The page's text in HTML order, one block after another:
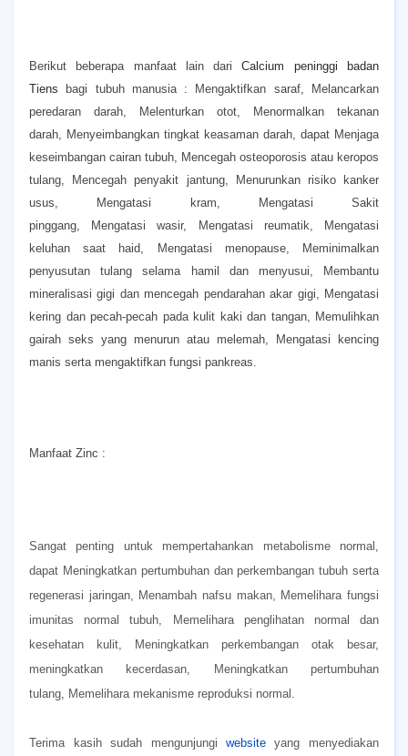
Berikut beberapa manfaat lain dariCalcium peninggi badan
Tiens
bagi tubuh manusia : Mengaktifkan saraf, Melancarkan
peredaran darah, Melenturkan otot, Menormalkan tekanan
darah, Menyeimbangkan tingkat keasaman darah, dapat Menjaga
keseimbangan cairan tubuh, Mencegah osteoporosis atau keropos
tulang, Mencegah penyakit jantung, Menurunkan risiko kanker
usus, Mengatasi kram, Mengatasi Sakit
pinggang, Mengatasi wasir, Mengatasi reumatik, Mengatasi
keluhan saat haid, Mengatasi menopause, Meminimalkan
penyusutan tulang selama hamil dan menyusui, Membantu
mineralisasi gigi dan mencegah pendarahan akar gigi, Mengatasi
kering dan pecah-pecah pada kulit kaki dan tangan, Memulihkan
gairah seks yang menurun atau melemah, Mengatasi kencing
manis serta mengaktifkan fungsi pankreas.
Manfaat Zinc :
Sangat penting untuk mempertahankan metabolisme normal,
dapat Meningkatkan pertumbuhan dan perkembangan tubuh serta
regenerasi jaringan,
Menambah nafsu makan,
Memelihara fungsi
imunitas normal tubuh,
Memelihara penglihatan normal dan
kesehatan kulit,
Meningkatkan perkembangan otak besar,
meningkatkan kecerdasan,
Meningkatkan pertumbuhan
tulang,
Memelihara mekanisme reproduksi normal.
Terima kasih sudah mengunjungi websiteyang menyediakan